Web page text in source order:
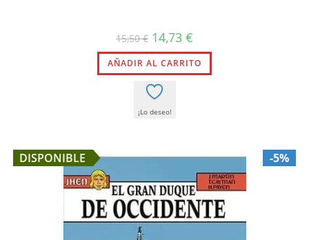
15,50€ El
precio
original
era:
15,50 €.
14,73 €
actual
es:
14,73 €.
AÑADIR AL CARRITO
¡Lo deseo!
DISPONIBLE -5%